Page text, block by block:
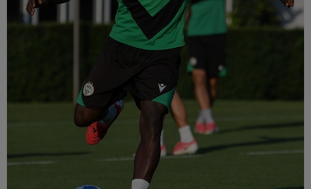
Labdarúgás
Meccscenter
Klub